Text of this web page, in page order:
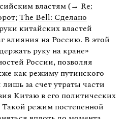
властям (→ Re:
;The Bell: Сделано
китайских властей
влияния на Россию. В этой
руку на кране»
России, позволяя
как режиму путинского
за счет утраты части
Китаю в его политических
режим постепенной